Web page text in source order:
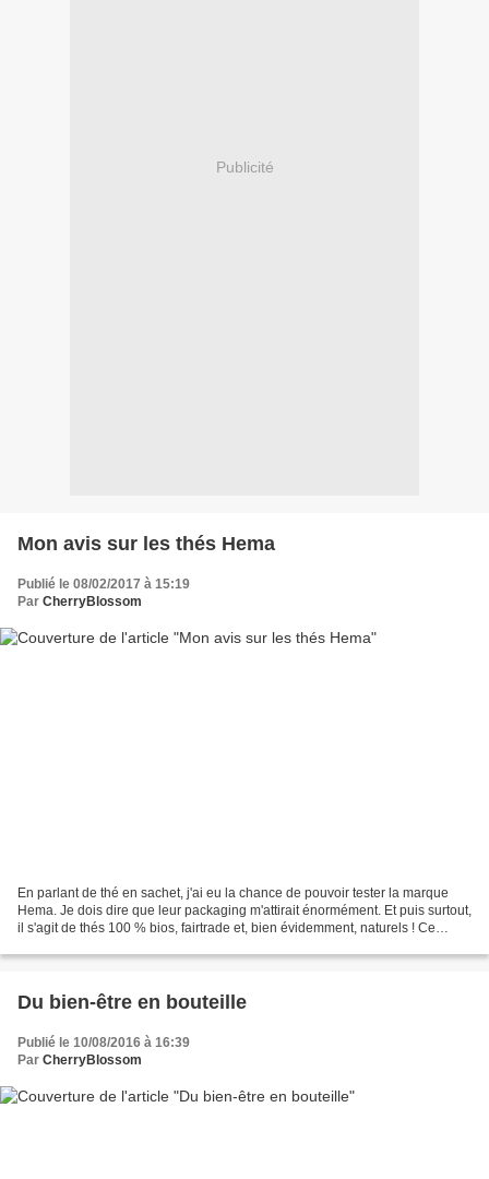
Publicité
Mon avis sur les thés Hema
Publié le 08/02/2017 à 15:19
Par CherryBlossom
En parlant de thé en sachet, j'ai eu la chance de pouvoir tester la marque
Hema. Je dois dire que leur packaging m'attirait énormément. Et puis surtout,
il s'agit de thés 100 % bios, fairtrade et, bien évidemment, naturels ! Ce
Du bien-être en bouteille
Publié le 10/08/2016 à 16:39
Par CherryBlossom